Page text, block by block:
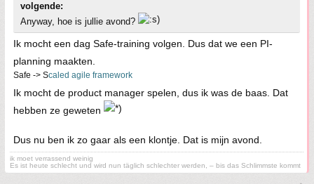
volgende:
Anyway, hoe is jullie avond?
Ik mocht een dag Safe-training volgen. Dus dat we een PI-
planning maakten.
Safe -> Scaled agile framework
Ik mocht de product manager spelen, dus ik was de baas. Dat
hebben ze geweten
Dus nu ben ik zo gaar als een klontje. Dat is mijn avond.
ik moet verrassend weinig
Es ist heute schlecht und wird nun täglich schlechter werden, – bis das Schlimmste kommt